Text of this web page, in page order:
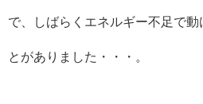
で、しばらくエネルギー不足で動
とがありました・・・。